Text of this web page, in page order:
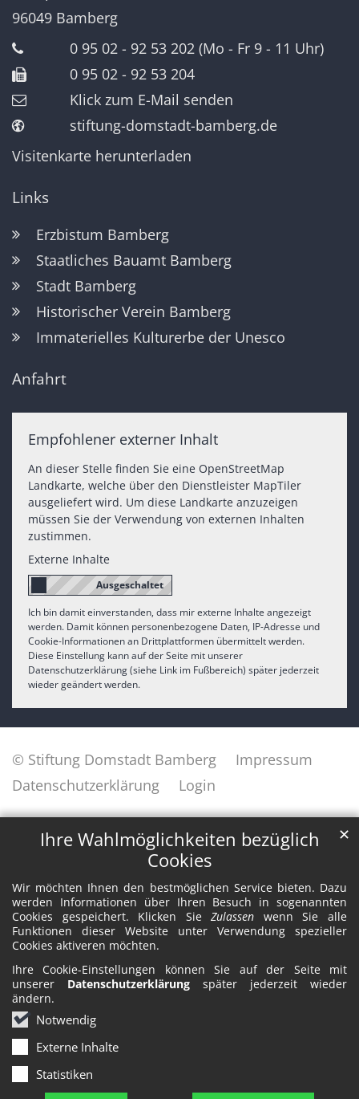
Ihre Wahlmöglichkeiten bezüglich
Cookies
Wir möchten Ihnen den bestmöglichen Service bieten. Dazu
werden Informationen über Ihren Besuch in sogenannten
Cookies gespeichert. Klicken SieZulassen wenn Sie alle
Funktionen dieser Website unter Verwendung spezieller
Cookies aktiveren möchten.
Ihre Cookie-Einstellungen können Sie auf der Seite mit
unserer Datenschutzerklärung später jederzeit wieder
ändern.
Notwendig
Externe Inhalte
Statistiken
✕
96049 Bamberg
0 95 02 - 92 53 202 (Mo - Fr 9 - 11 Uhr)
0 95 02 - 92 53 204
Klick zum E-Mail senden
stiftung-domstadt-bamberg.de
Visitenkarte herunterladen
Links
Erzbistum Bamberg
Staatliches Bauamt Bamberg
Stadt Bamberg
Historischer Verein Bamberg
Immaterielles Kulturerbe der Unesco
Anfahrt
Empfohlener externer Inhalt
An dieser Stelle finden Sie eine OpenStreetMap
Landkarte, welche über den Dienstleister MapTiler
ausgeliefert wird. Um diese Landkarte anzuzeigen
müssen Sie der Verwendung von externen Inhalten
zustimmen.
Externe Inhalte
Ich bin damit einverstanden, dass mir externe Inhalte angezeigt
werden. Damit können personenbezogene Daten, IP-Adresse und
Cookie-Informationen an Drittplattformen übermittelt werden.
Diese Einstellung kann auf der Seite mit unserer
Datenschutzerklärung (siehe Link im Fußbereich) später jederzeit
wieder geändert werden.
© Stiftung Domstadt Bamberg
Impressum
Datenschutzerklärung
Login